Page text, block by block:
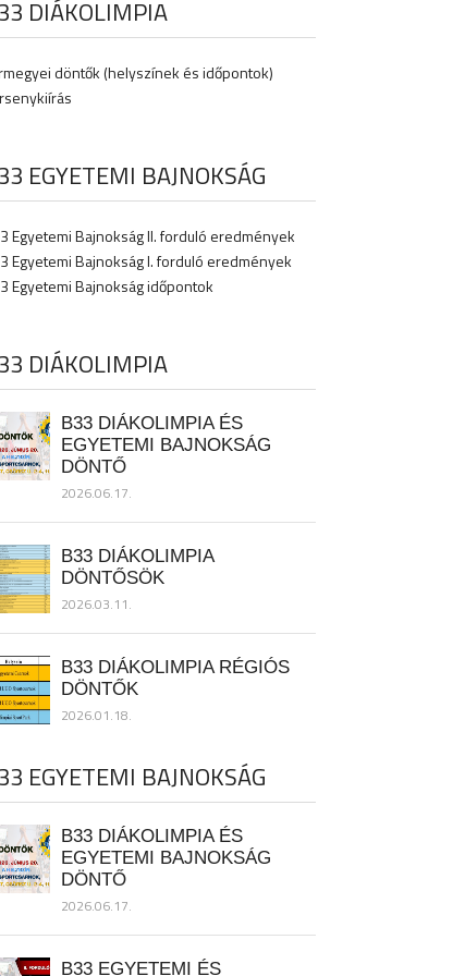
DIÁKOLIMPIA
döntők (helyszínek és időpontok)
EGYETEMI BAJNOKSÁG
Egyetemi Bajnokság II. forduló eredmények
Egyetemi Bajnokság I. forduló eredmények
Egyetemi Bajnokság időpontok
DIÁKOLIMPIA
B33 DIÁKOLIMPIA ÉS
EGYETEMI BAJNOKSÁG
DÖNTŐ
2026.06.17.
B33 DIÁKOLIMPIA
DÖNTŐSÖK
2026.03.11.
B33 DIÁKOLIMPIA RÉGIÓS
DÖNTŐK
2026.01.18.
EGYETEMI BAJNOKSÁG
B33 DIÁKOLIMPIA ÉS
EGYETEMI BAJNOKSÁG
DÖNTŐ
2026.06.17.
B33 EGYETEMI ÉS